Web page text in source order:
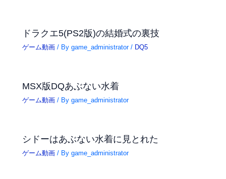
ドラクエ5(PS2版)の結婚式の裏技
ゲーム動画 / Bygame_administrator/ DQ5
MSX版DQあぶない水着
ゲーム動画 / Bygame_administrator
シドーはあぶない水着に見とれた
ゲーム動画 / Bygame_administrator